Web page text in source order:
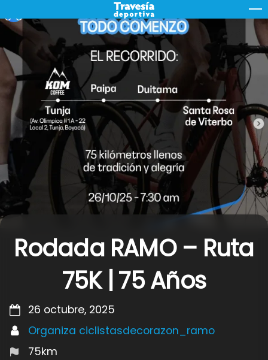
to
content
Rodada RAMO – Ruta
75K | 75 Años
26 octubre, 2025
Organiza ciclistasdecorazon_ramo
75km